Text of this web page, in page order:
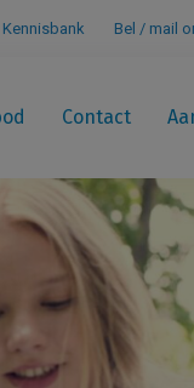
Kennisbank Bel / mail
Contact